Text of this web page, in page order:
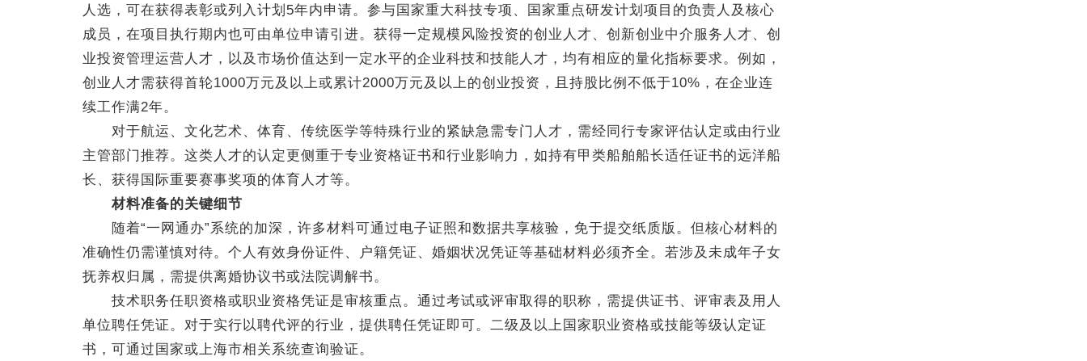
人选，可在获得表彰或列入计划5年内申请。参与国家重大科技专项、国家重点研发计划项目的负责人及核心
成员，在项目执行期内也可由单位申请引进。获得一定规模风险投资的创业人才、创新创业中介服务人才、创
业投资管理运营人才，以及市场价值达到一定水平的企业科技和技能人才，均有相应的量化指标要求。例如，
创业人才需获得首轮1000万元及以上或累计2000万元及以上的创业投资，且持股比例不低于10%，在企业连
续工作满2年。
对于航运、文化艺术、体育、传统医学等特殊行业的紧缺急需专门人才，需经同行专家评估认定或由行业
主管部门推荐。这类人才的认定更侧重于专业资格证书和行业影响力，如持有甲类船舶船长适任证书的远洋船
长、获得国际重要赛事奖项的体育人才等。
材料准备的关键细节
随着“一网通办”系统的加深，许多材料可通过电子证照和数据共享核验，免于提交纸质版。但核心材料的
准确性仍需谨慎对待。个人有效身份证件、户籍凭证、婚姻状况凭证等基础材料必须齐全。若涉及未成年子女
抚养权归属，需提供离婚协议书或法院调解书。
技术职务任职资格或职业资格凭证是审核重点。通过考试或评审取得的职称，需提供证书、评审表及用人
单位聘任凭证。对于实行以聘代评的行业，提供聘任凭证即可。二级及以上国家职业资格或技能等级认定证
书，可通过国家或上海市相关系统查询验证。